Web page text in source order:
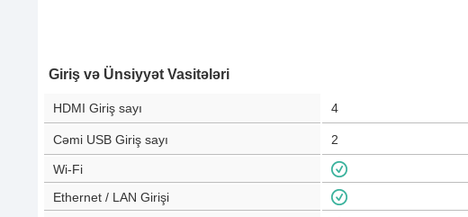
Giriş və Ünsiyyət Vasitələri
HDMI Giriş sayı 4
Cəmi USB Giriş sayı 2
Wi-Fi
Ethernet / LAN Girişi